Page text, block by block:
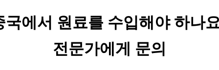
국에서 원료를 수입해야 하나
전문가에게 문의